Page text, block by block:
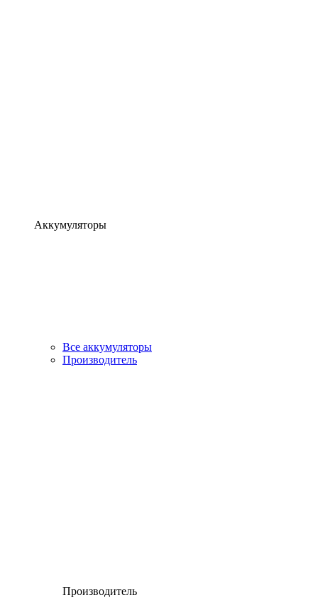
Аккумуляторы
Все аккумуляторы
Производитель
Производитель